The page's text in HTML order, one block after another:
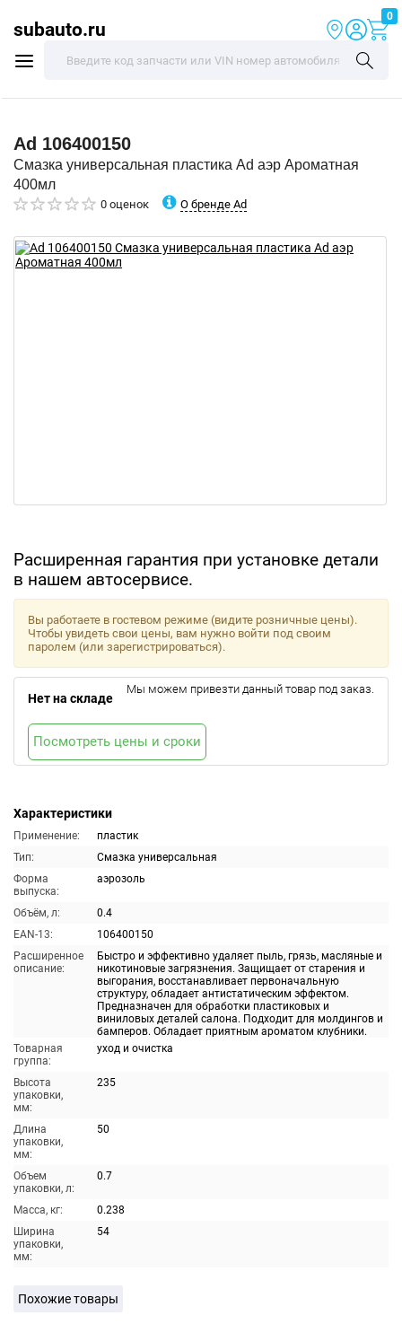
subauto.ru
0
Ad 106400150
Смазка универсальная пластика Ad аэр Ароматная
400мл
0 оценок О бренде Ad
Расширенная гарантия при установке детали
в нашем автосервисе.
Характеристики
Применение:
пластик
Тип:
Смазка универсальная
Форма
выпуска:
аэрозоль
Объём, л:
0.4
EAN-13:
106400150
Расширенное
описание:
Быстро и эффективно удаляет пыль, грязь, масляные и
никотиновые загрязнения. Защищает от старения и
выгорания, восстанавливает первоначальную
структуру, обладает антистатическим эффектом.
Предназначен для обработки пластиковых и
виниловых деталей салона. Подходит для молдингов и
бамперов. Обладает приятным ароматом клубники.
Товарная
группа:
уход и очистка
Высота
упаковки,
мм:
235
Длина
упаковки,
мм:
50
Объем
упаковки, л:
0.7
Масса, кг:
0.238
Ширина
упаковки,
мм:
54
Вы работаете в гостевом режиме (видите розничные цены).
Чтобы увидеть свои цены, вам нужно войти под своим
паролем (или зарегистрироваться).
Нет на складе
Мы можем привезти данный товар под заказ.
Посмотреть цены и сроки
Похожие товары